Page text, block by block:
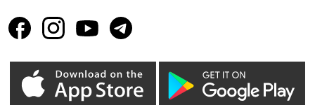
Горишние Плавни
Елизаветовка Зазимье